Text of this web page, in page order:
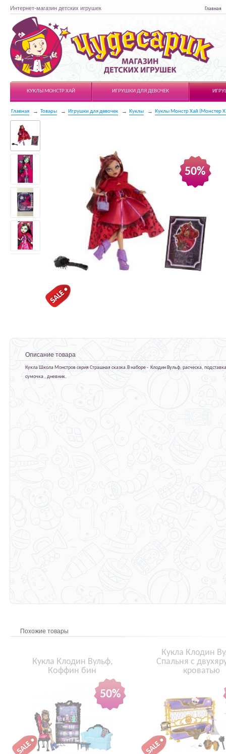
Интернет-магазин детских игрушек Главная
Чудесарик
КУКЛЫ МОНСТР ХАЙ
ИГРУШКИ ДЛЯ ДЕВОЧЕК
Главная Товары Игрушки для девочек Куклы Куклы Монстр Хай (Монстер
50%
Описание товара
Кукла Школа Монстров серия Страшная сказка.В наборе - Клодин Вульф, расческа,
сумочка , дневник.
Похожие товары
50%
Кукла Клодин Вульф,
Коффин бин
Кукла Клодин
Спальня с
кроватью